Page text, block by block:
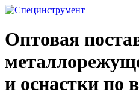
Оптовая
и оснастки по